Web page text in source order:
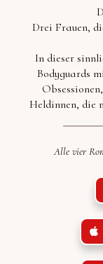
Drei Frauen,
In dieser
Bodyguards
Heldinnen, die
Alle vier